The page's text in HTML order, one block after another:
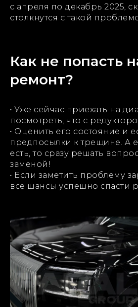
с апреля по декабрь 2025,
столкнутся с такой
Как не попасть
ремонт?
• Уже сейчас приехать на
посмотреть, что с
• Оценить его состояние и
предпосылки к трещине. А
есть, то сразу решать
заменой!
• Если заметить проблему
все шансы успешно спасти